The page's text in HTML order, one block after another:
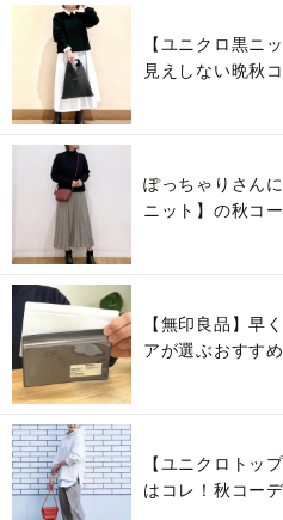
【ユニクロ黒ニ
見えしない晩秋
ぽっちゃりさん
ニット】の秋コ
【無印良品】早
アが選ぶおすす
【ユニクロトッ
はコレ！秋コー